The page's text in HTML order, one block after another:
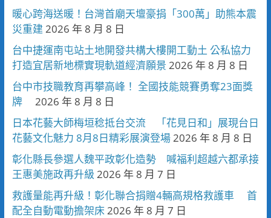
暖心跨海送暖！台灣首廟天壇豪捐「300萬」助熊本震
災重建 2026 年 8 月 8 日
台中捷運南屯站土地開發共構大樓開工動土 公私協力
打造宜居新地標實現軌道經濟願景 2026 年 8 月 8 日
台中市技職教育再攀高峰！ 全國技能競賽勇奪23面獎
牌
2026 年 8 月 8 日
日本花藝大師梅垣稔抵台交流 「花見日和」展現台日
花藝文化魅力 8月8日精彩展演登場2026 年 8 月 8 日
彰化縣長參選人魏平政彰化造勢 喊福利超越六都承接
王惠美施政再升級 2026 年 8 月 7 日
救護量能再升級！彰化聯合捐贈4輛高規格救護車 首
配全自動電動擔架床2026 年 8 月 7 日